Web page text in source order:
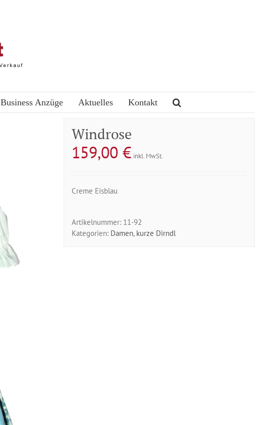
Business Anzüge Aktuelles Kontakt
Windrose
159,00€ inkl. MwSt.
Creme Eisblau
Artikelnummer: 11-92
Kategorien: Damen, kurze Dirndl